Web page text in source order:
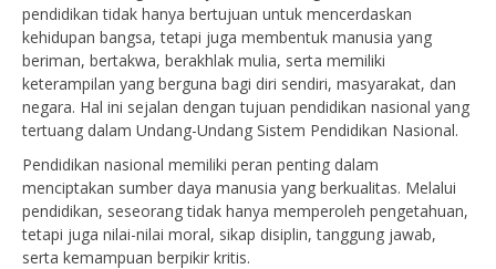
pendidikan tidak hanya bertujuan untuk mencerdaskan
kehidupan bangsa, tetapi juga membentuk manusia yang
beriman, bertakwa, berakhlak mulia, serta memiliki
keterampilan yang berguna bagi diri sendiri, masyarakat, dan
negara. Hal ini sejalan dengan tujuan pendidikan nasional yang
tertuang dalam Undang-Undang Sistem Pendidikan Nasional.
Pendidikan nasional memiliki peran penting dalam
menciptakan sumber daya manusia yang berkualitas. Melalui
pendidikan, seseorang tidak hanya memperoleh pengetahuan,
tetapi juga nilai-nilai moral, sikap disiplin, tanggung jawab,
serta kemampuan berpikir kritis.